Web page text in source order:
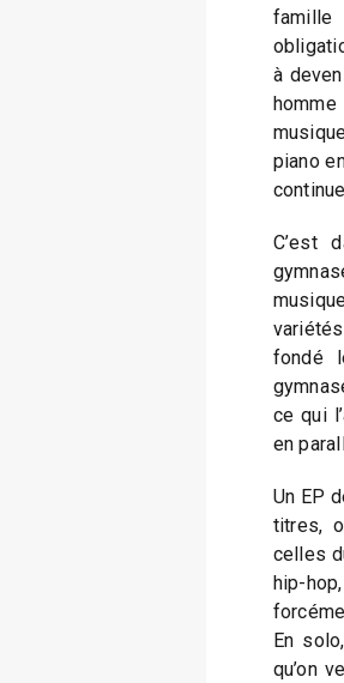
famille
à
piano
C’est
fondé
ce qui
en
Un EP
titres,
celles
hip-
En
qu’on